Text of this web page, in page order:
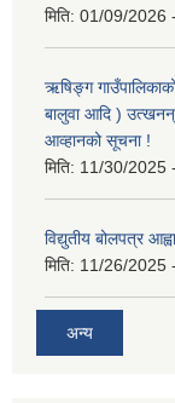
मिति: 01/09/2026
ऋषिङ्ग
बालुवा आदि ) उत्खनन्
आव्हानको सूचना !
मिति: 11/30/2025
विद्युतीय बोलपत्र
मिति: 11/26/2025
अन्य